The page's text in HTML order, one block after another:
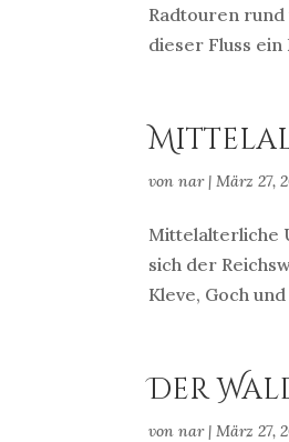
Radtouren
dieser Fluss
vonnar|März 27,
Mittelalterliche
sich der
Kleve, Goch
Der
vonnar|März 27,